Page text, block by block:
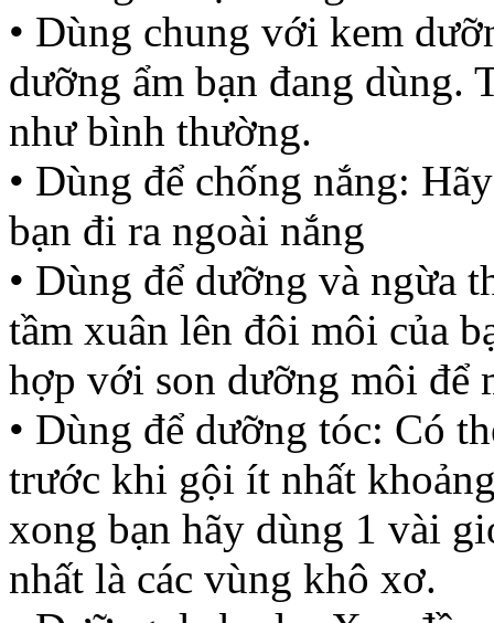
• Dùng chung với kem
dưỡng ẩm bạn đang dùng.
như bình thường.
• Dùng để chống nắng:
bạn đi ra ngoài nắng
• Dùng để dưỡng và ngừa
tầm xuân lên đôi môi của
hợp với son dưỡng môi để
• Dùng để dưỡng tóc: Có
trước khi gội ít nhất
xong bạn hãy dùng 1 vài
nhất là các vùng khô xơ.